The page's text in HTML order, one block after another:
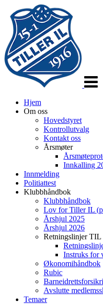
Hjem
Om oss
Hovedstyret
Kontrollutvalg
Kontakt oss
Årsmøter
Innkalling
Innmelding
Politiattest
Klubbhåndbok
Klubbhåndbok
Lov for Tiller IL
Årshjul 2025
Årshjul 2026
Retningslinjer TIL
Instruks for
Økonomihåndbok
Rubic
Avslutte
Temaer